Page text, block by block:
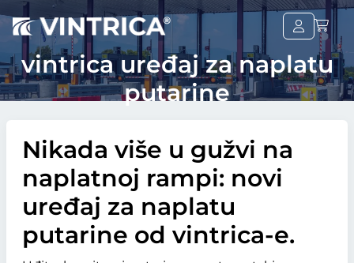
vintrica uređaj za naplatu
putarine
Nikada više u gužvi na
naplatnoj rampi: novi
uređaj za naplatu
putarine od vintrica-e.